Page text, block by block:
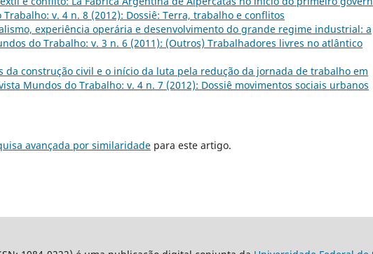
Trabalho: v. 4 n. 8 (2012): Dossiê: Terra, trabalho e conflitos
experiência operária e desenvolvimento do grande regime industrial: a
do Trabalho: v. 3 n. 6 (2011): (Outros) Trabalhadores livres no atlântico
da construção civil e o início da luta pela redução da jornada de trabalho em
Mundos do Trabalho: v. 4 n. 7 (2012): Dossiê movimentos sociais urbanos
avançada por similaridade para este artigo.